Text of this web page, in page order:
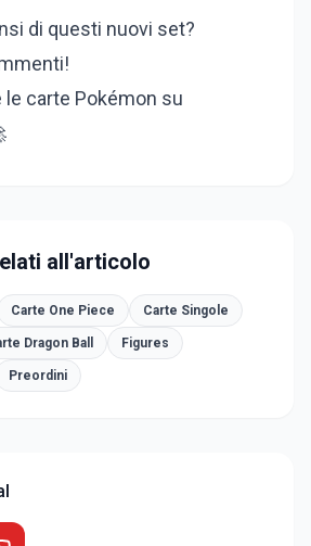
di questi nuovi set?
carte Pokémon su
all'articolo
Carte One Piece Carte Singole
Dragon Ball Figures
Preordini